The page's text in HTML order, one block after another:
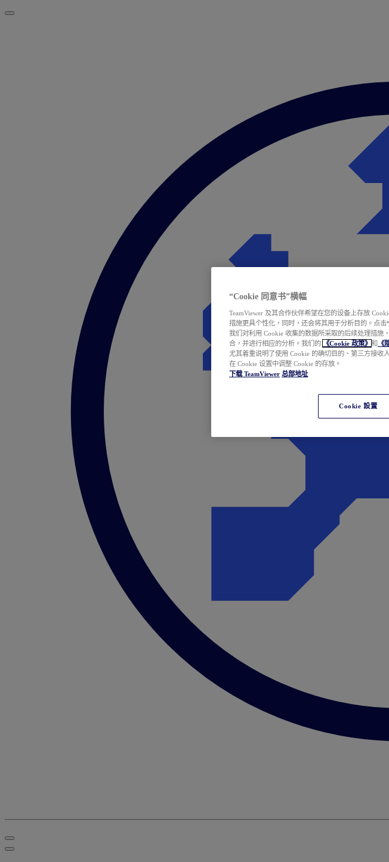
“Cookie 同意书”横幅
TeamViewer 及其合作伙伴希望在您的设备上存放
措施更具个性化，同时，还会将其用于分析目的。点击
我们对利用 Cookie 收集的数据所采取的后续处理措施
合，并进行相应的分析。我们的
《Cookie 政策》 和 《
尤其着重说明了使用 Cookie 的确切目的、第三方接收
在 Cookie 设置中调整 Cookie 的存放。
下载 TeamViewer 总部地址
Cookie 設置